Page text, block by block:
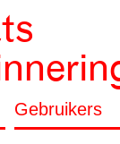
Gebruikers